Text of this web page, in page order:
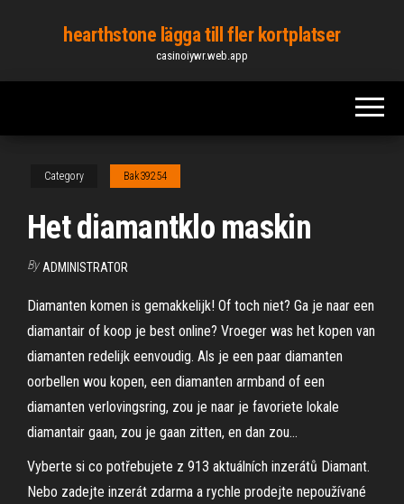
content
hearthstone lägga till fler kortplatser
casinoiywr.web.app
Category Bak39254
Het diamantklo maskin
By ADMINISTRATOR
Diamanten komen is gemakkelijk! Of toch niet? Ga je naar een
diamantair of koop je best online? Vroeger was het kopen van
diamanten redelijk eenvoudig. Als je een paar diamanten
oorbellen wou kopen, een diamanten armband of een
diamanten verlovingsring, zou je naar je favoriete lokale
diamantair gaan, zou je gaan zitten, en dan zou…
Vyberte si co potřebujete z 913 aktuálních inzerátů Diamant.
Nebo zadejte inzerát zdarma a rychle prodejte nepoužívané